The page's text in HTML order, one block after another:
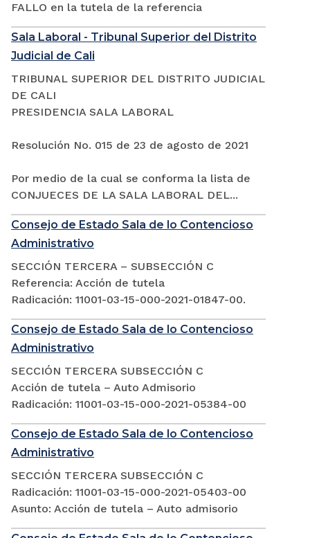
FALLO en la tutela de la referencia
Sala Laboral - Tribunal Superior del Distrito
Judicial de Cali
TRIBUNAL SUPERIOR DEL DISTRITO JUDICIAL
DE CALI
PRESIDENCIA SALA LABORAL
Resolución No. 015 de 23 de agosto de 2021
Por medio de la cual se conforma la lista de
CONJUECES DE LA SALA LABORAL DEL...
Consejo de Estado Sala de lo Contencioso
Administrativo
SECCIÓN TERCERA – SUBSECCIÓN C
Referencia: Acción de tutela
Radicación: 11001-03-15-000-2021-01847-00.
Consejo de Estado Sala de lo Contencioso
Administrativo
SECCIÓN TERCERA SUBSECCIÓN C
Acción de tutela – Auto Admisorio
Radicación: 11001-03-15-000-2021-05384-00
Consejo de Estado Sala de lo Contencioso
Administrativo
SECCIÓN TERCERA SUBSECCIÓN C
Radicación: 11001-03-15-000-2021-05403-00
Asunto: Acción de tutela – Auto admisorio